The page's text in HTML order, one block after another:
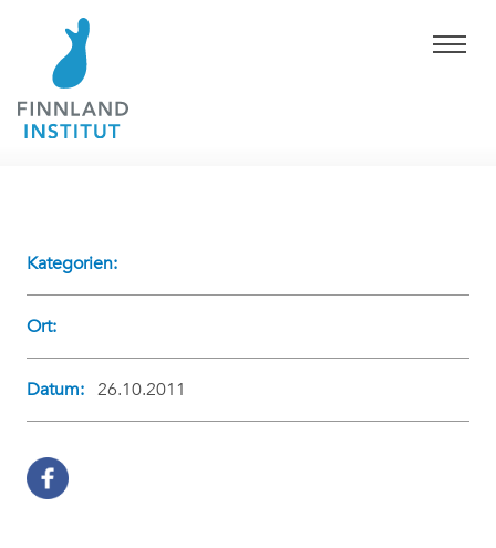
Kategorien:
Ort:
Datum: 26.10.2011